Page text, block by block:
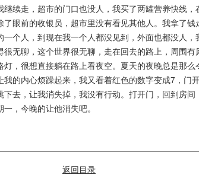
继续走，超市的门口也没人，我买了两罐营养快线，
了眼前的收银员，超市里没有看见其他人。我拿了钱
一个人，到现在我一个人都没见到，外面也都没人，
很无聊，这个世界很无聊，走在回去的路上，周围有
灯，很想直接躺在路上看夜空。夏天的夜晚总是那么
我的内心烦躁起来，我又看着红色的数字变成7，门
下去，让我消失掉，我没有行动。打开门，回到房间
，今晚的让他消失吧。
返回目录